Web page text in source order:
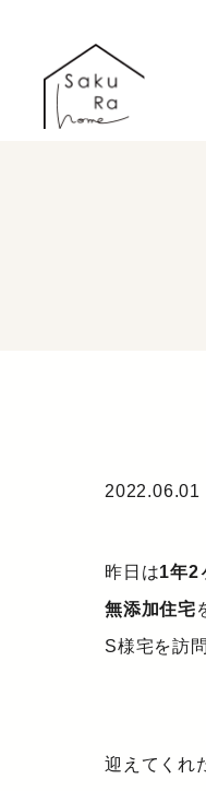
2022.06.01
昨日は1年2
無添加住宅
S様宅を訪問
迎えてくれ